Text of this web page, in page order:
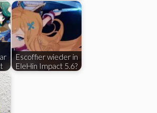
Escoffier wieder in
EleHin Impact 5.6?